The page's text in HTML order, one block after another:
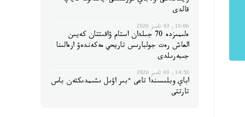
قالدى
15:06, 03 تامىز 2026
ەلىمىزدە 70 جىلدان استام ۋاقىتتان كەيىن
العاش رەت جولبارىس تاريحي مەكەندەۋ ارەالىنا
جىبەرىلدى
14:52, 03 تامىز 2026
اباي وبلىسىندا تاعى ءبىر اۋىل ىشىمدىكتەن باس
تارتتى